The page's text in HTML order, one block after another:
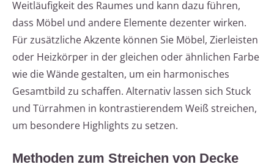
Weitläufigkeit des Raumes und kann dazu führen,
dass Möbel und andere Elemente dezenter wirken.
Für zusätzliche Akzente können Sie Möbel, Zierleisten
oder Heizkörper in der gleichen oder ähnlichen Farbe
wie die Wände gestalten, um ein harmonisches
Gesamtbild zu schaffen. Alternativ lassen sich Stuck
und Türrahmen in kontrastierendem Weiß streichen,
um besondere Highlights zu setzen.
Methoden zum Streichen von Decke